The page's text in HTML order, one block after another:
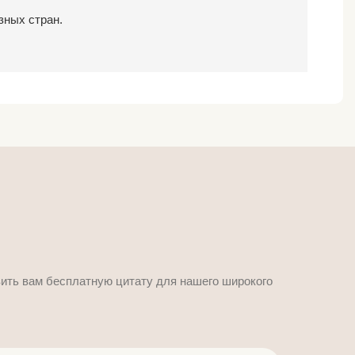
стран.
вам бесплатную цитату для нашего широкого